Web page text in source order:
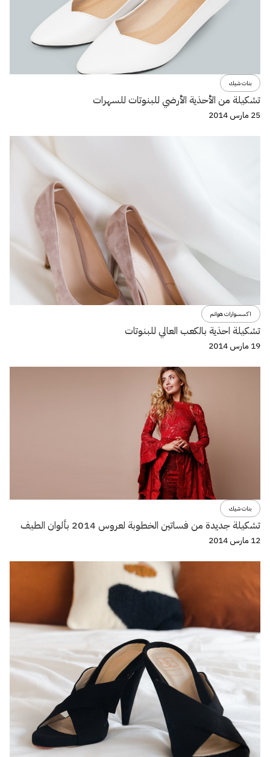
بنات شيك
تشكيلة من الأحذية الأرضي للبنوتات للسهرات
25 مارس 2014
اكسسوارات هوانم
تشكيلة احذية بالكعب العالي للبنوتات
19 مارس 2014
بنات شيك
تشكيلة جديدة من فساتين الخطوبة لعروس 2014 بألوان الطيف
12 مارس 2014